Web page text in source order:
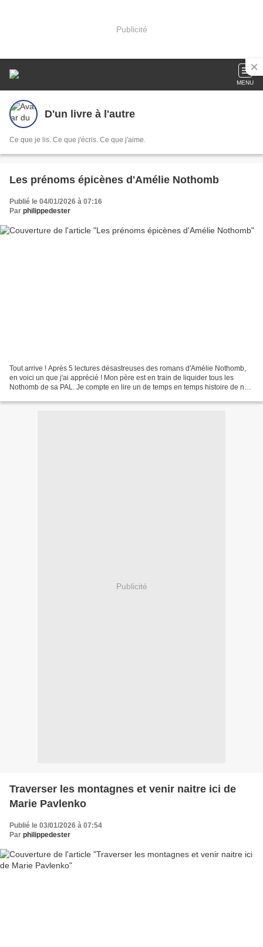
Publicité
MENU
D'un livre à l'autre
Ce que je lis. Ce que j'écris. Ce que j'aime.
Les prénoms épicènes d'Amélie Nothomb
Publié le 04/01/2026 à 07:16
Par philippedester
Tout arrive ! Après 5 lectures désastreuses des romans d'Amélie Nothomb,
en voici un que j'ai apprécié ! Mon père est en train de liquider tous les
Nothomb de sa PAL. Je compte en lire un de temps en temps histoire de ne
Publicité
Traverser les montagnes et venir naitre ici de
Marie Pavlenko
Publié le 03/01/2026 à 07:54
Par philippedester